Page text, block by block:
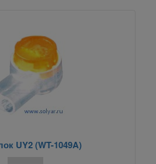
UY2 (WT-1049A)